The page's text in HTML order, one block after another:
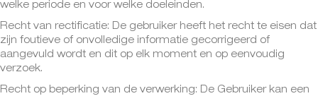
welke periode en voor welke doeleinden.
Recht van rectificatie: De gebruiker heeft het recht te eisen dat
zijn foutieve of onvolledige informatie gecorrigeerd of
aangevuld wordt en dit op elk moment en op eenvoudig
verzoek.
Recht op beperking van de verwerking: De Gebruiker kan een